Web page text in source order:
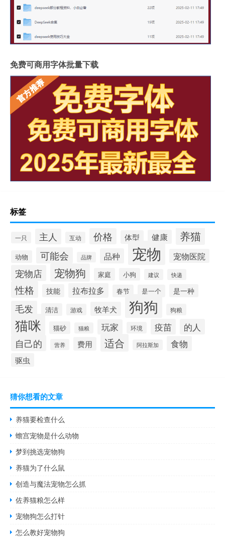
免费可商用字体批量下载
标签
一只 主人 互动 价格 体型 健康 养猫
动物 可能会 品牌 品种 宠物 宠物医院
宠物店 宠物狗 家庭 小狗 建议 快递
性格 技能 拉布拉多 春节 是一个 是一种
毛发 清洁 游戏 牧羊犬 狗狗 狗粮
猫咪 猫砂 猫粮 玩家 环境 疫苗 的人
自己的 营养 费用 适合 阿拉斯加 食物
驱虫
猜你想看的文章
养猫要检查什么
蟾宫宠物是什么动物
梦到挑选宠物狗
养猫为了什么鼠
创造与魔法宠物怎么抓
佐养猫粮怎么样
宠物狗怎么打针
怎么教好宠物狗